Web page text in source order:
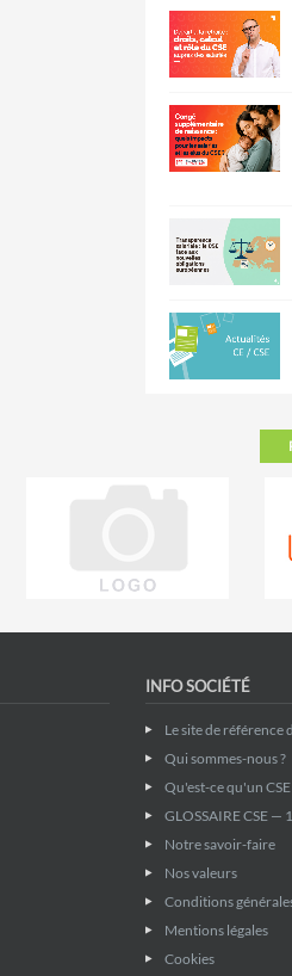
INFO SOCIÉTÉ
Le site de référence
Qui sommes-nous ?
Qu'est-ce qu'un CSE
GLOSSAIRE CSE —
Notre savoir-faire
Nos valeurs
Conditions
Mentions légales
Cookies